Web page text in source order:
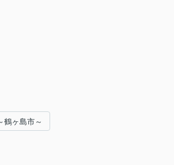
鶴ヶ島市～